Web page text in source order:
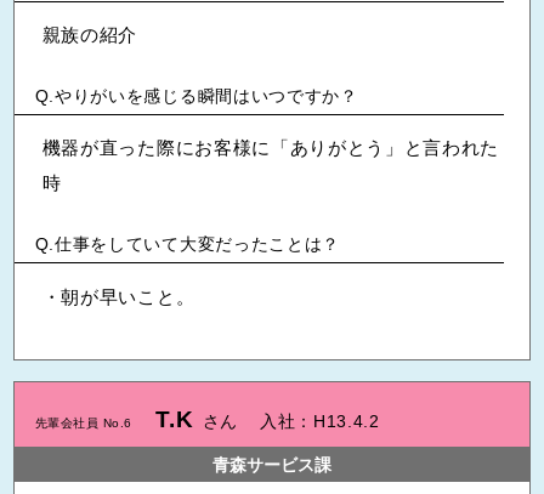
親族の紹介
やりがいを感じる瞬間はいつですか？
機器が直った際にお客様に「ありがとう」と言われた
時
仕事をしていて大変だったことは？
・朝が早いこと。
先輩会社員 No.6 T.K さん 入社：H13.4.2
青森サービス課